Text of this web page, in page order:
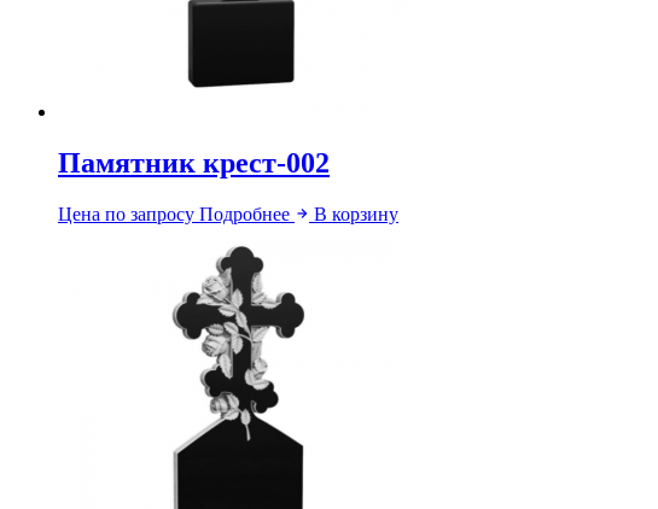
Памятник крест-002
Цена по запросу Подробнее В корзину